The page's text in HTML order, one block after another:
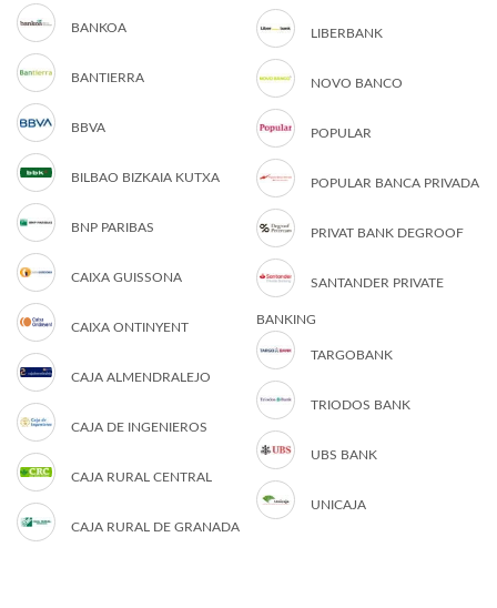
BANKOA
BANTIERRA
BBVA
BILBAO BIZKAIA KUTXA
BNP PARIBAS
CAIXA GUISSONA
CAIXA ONTINYENT
CAJA ALMENDRALEJO
CAJA DE INGENIEROS
CAJA RURAL CENTRAL
CAJA RURAL DE GRANADA
LIBERBANK
NOVO BANCO
POPULAR
POPULAR BANCA PRIVADA
PRIVAT BANK DEGROOF
SANTANDER PRIVATE
BANKING
TARGOBANK
TRIODOS BANK
UBS BANK
UNICAJA